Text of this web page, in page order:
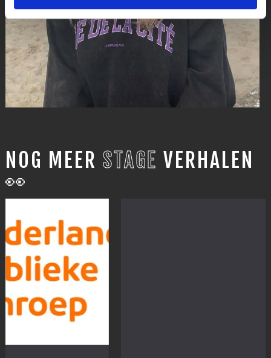
NOG MEER STAGE VERHALEN
👀